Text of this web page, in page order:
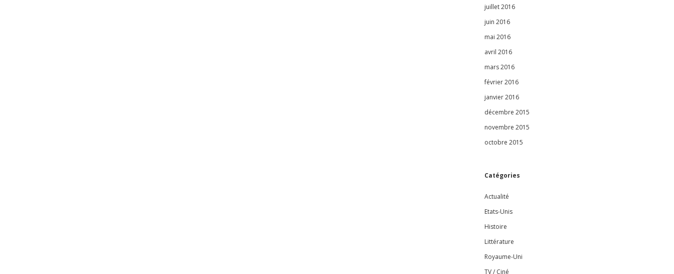
juillet 2016
juin 2016
mai 2016
avril 2016
mars 2016
février 2016
janvier 2016
décembre 2015
novembre 2015
octobre 2015
Catégories
Actualité
Etats-Unis
Histoire
Littérature
Royaume-Uni
TV / Ciné